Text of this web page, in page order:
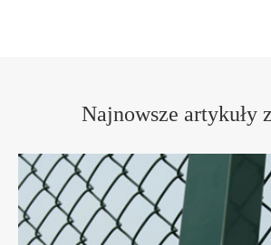
Najnowsze artykuły